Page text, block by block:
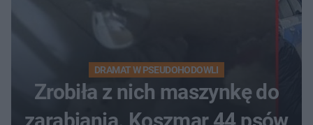
DRAMAT W PSEUDOHODOWLI
Zrobiła z nich maszynkę do